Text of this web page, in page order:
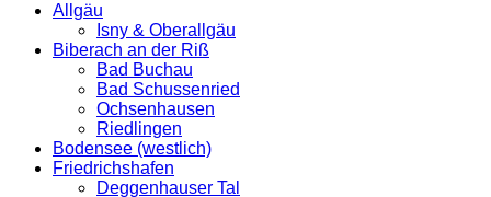
Allgäu
Isny & Oberallgäu
Biberach an der Riß
Bad Buchau
Bad Schussenried
Ochsenhausen
Riedlingen
Bodensee (westlich)
Friedrichshafen
Deggenhauser Tal